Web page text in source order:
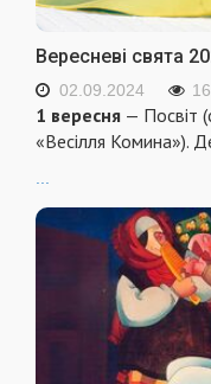
Вересневі свята
02.09.2024
1 вересня — Посвіт
«Весілля Комина»).
...